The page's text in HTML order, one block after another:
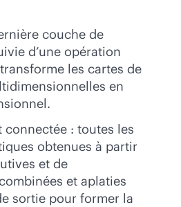
couche de
d’une opération
les cartes de
en
: toutes les
obtenues à partir
et de
et aplaties
sortie pour former la